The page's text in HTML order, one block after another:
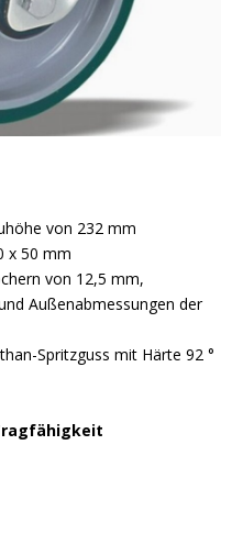
von 232 mm
x 50 mm
von 12,5 mm,
Außenabmessungen der
Spritzguss mit Härte 92 °